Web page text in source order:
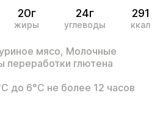
20г
жиры
24г
углеводы
291
ккал
мясо, Молочные
переработки глютена
до 6°С не более 12 часов